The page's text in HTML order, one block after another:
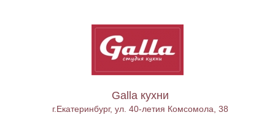
Galla кухни
г.Екатеринбург, ул. 40-летия Комсомола, 38